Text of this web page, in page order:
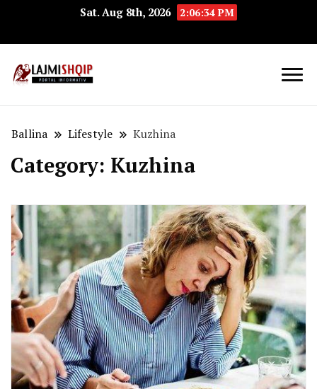
Sat. Aug 8th, 2026 2:06:35 PM
Ballina Lifestyle Kuzhina
Category: Kuzhina